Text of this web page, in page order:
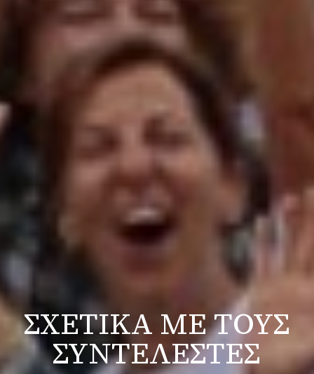
ΣΧΕΤΙΚΑ ΜΕ ΤΟΥΣ
ΣΥΝΤΕΛΕΣΤΕΣ